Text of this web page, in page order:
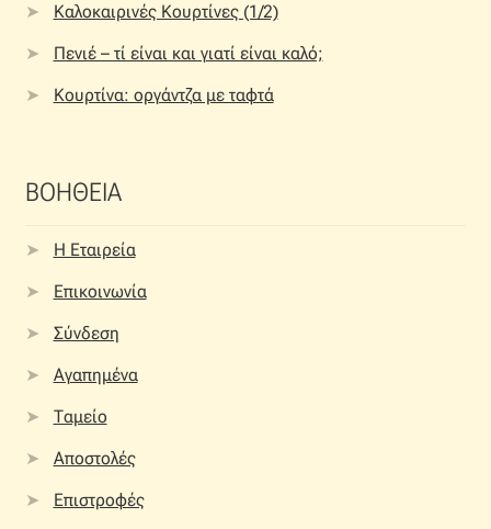
Καλοκαιρινές Κουρτίνες (1/2)
Πενιέ – τί είναι και γιατί είναι καλό;
Κουρτίνα: οργάντζα με ταφτά
ΒΟΗΘΕΙΑ
Η Εταιρεία
Επικοινωνία
Σύνδεση
Αγαπημένα
Ταμείο
Αποστολές
Επιστροφές